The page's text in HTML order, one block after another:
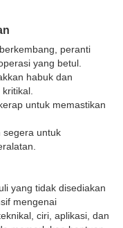
peranti
yang betul.
habuk dan
untuk memastikan
segera untuk
yang tidak disediakan
mengenai
ciri, aplikasi, dan